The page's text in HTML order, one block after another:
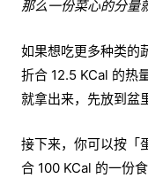
那么一份菜心的分量
如果想吃更多种类的
折合 12.5 KCal 的热
就拿出来，先放到盆
接下来，你可以按「
合 100 KCal 的一份